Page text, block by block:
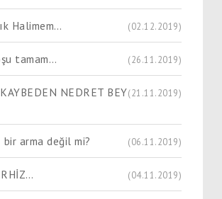
Halimem… (02.12.2019)
tamam… (26.11.2019)
NEDRET BEY(21.11.2019)
arma değil mi? (06.11.2019)
(04.11.2019)